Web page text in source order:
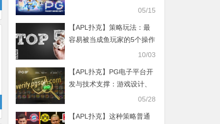
05/15
【APL扑克】策略玩法：最
容易被当成鱼玩家的5个操作
10/03
【APL扑克】PG电子平台开
发与技术支撑：游戏设计、
05/28
【APL扑克】这种策略普通